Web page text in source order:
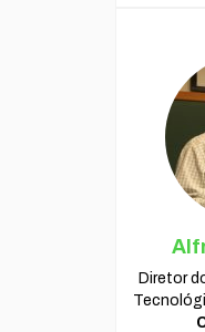
Diretor